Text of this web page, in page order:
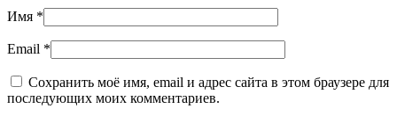
Имя *
Email *
Сохранить моё имя, email и адрес сайта в этом браузере для
последующих моих комментариев.